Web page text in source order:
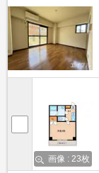
画像 : 23枚